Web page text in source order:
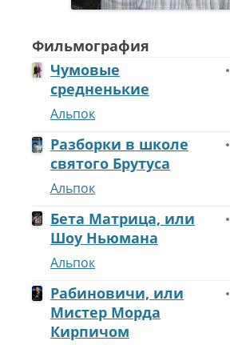
Фильмография
Чумовые
средненькие
Альпок
Разборки в школе
святого Брутуса
Альпок
Бета Матрица, или
Шоу Ньюмана
Альпок
Рабиновичи, или
Мистер Морда
Кирпичом